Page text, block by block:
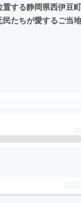
する静岡県西伊豆
たちが愛するご当